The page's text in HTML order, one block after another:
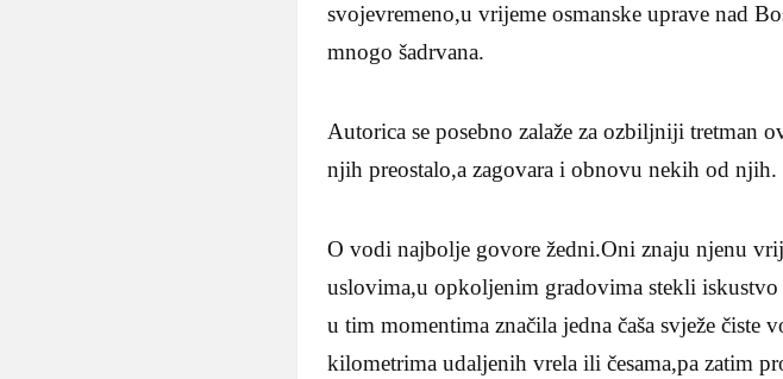
svojevremeno,u vrijeme osmanske uprave nad
mnogo šadrvana.
Autorica se posebno zalaže za ozbiljniji tretman
njih preostalo,a zagovara i obnovu nekih od njih.
O vodi najbolje govore žedni.Oni znaju njenu
uslovima,u opkoljenim gradovima stekli
u tim momentima značila jedna čaša svježe
kilometrima udaljenih vrela ili česama,pa zatim